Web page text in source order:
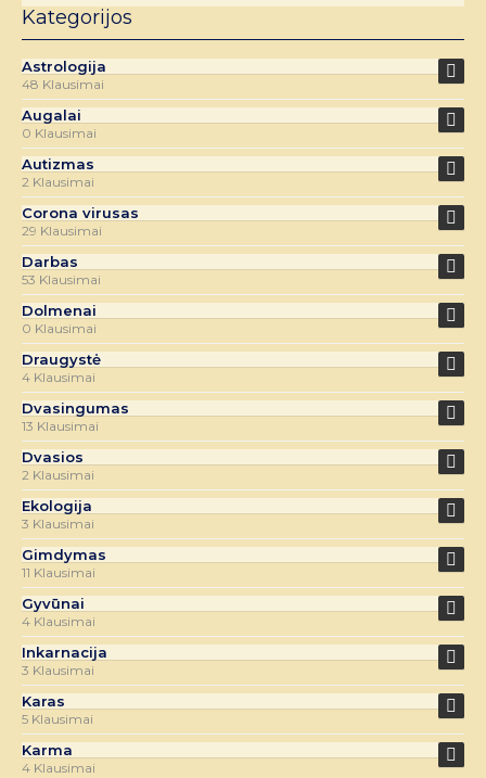
Kategorijos
Astrologija
48 Klausimai
Augalai
0 Klausimai
Autizmas
2 Klausimai
Corona virusas
29 Klausimai
Darbas
53 Klausimai
Dolmenai
0 Klausimai
Draugystė
4 Klausimai
Dvasingumas
13 Klausimai
Dvasios
2 Klausimai
Ekologija
3 Klausimai
Gimdymas
11 Klausimai
Gyvūnai
4 Klausimai
Inkarnacija
3 Klausimai
Karas
5 Klausimai
Karma
4 Klausimai